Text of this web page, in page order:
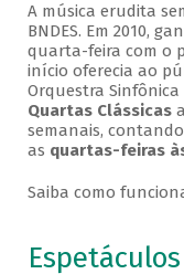
A música erudita
BNDES. Em 2010,
quarta-feira com o
início oferecia ao
Orquestra Sinfônica
Quartas Clássicas
semanais,
as quartas-feiras
Saiba como